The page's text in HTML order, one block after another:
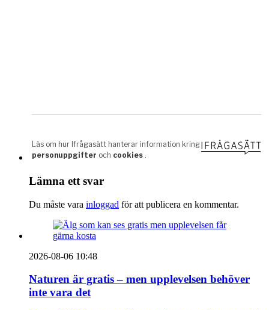
Lämna ett svar
Du måste vara inloggad för att publicera en kommentar.
2026-08-06 10:48
Naturen är gratis – men upplevelsen behöver
inte vara det